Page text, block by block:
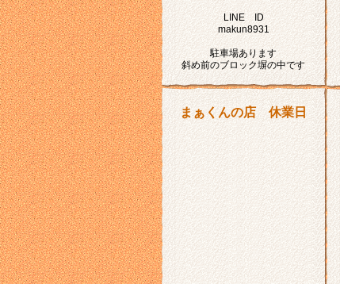
LINE ID
makun8931
駐車場あります
斜め前のブロック塀の中です
まぁくんの店 休業日